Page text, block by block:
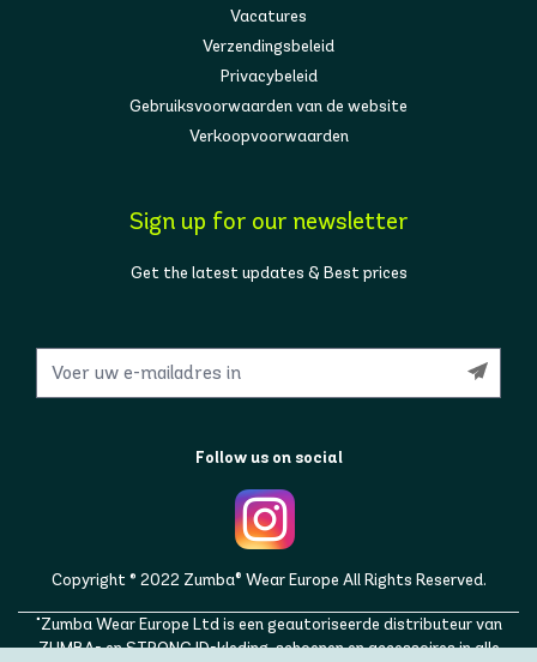
Vacatures
Verzendingsbeleid
Privacybeleid
Gebruiksvoorwaarden van de website
Verkoopvoorwaarden
Sign up for our newsletter
Get the latest updates & Best prices
Follow us on social
Copyright © 2022 Zumba® Wear Europe All Rights Reserved.
"Zumba Wear Europe Ltd is een geautoriseerde distributeur van
ZUMBA- en STRONG ID-kleding, schoenen en accessoires in alle